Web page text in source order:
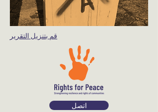
قم بتنزيل التقرير
اتصل